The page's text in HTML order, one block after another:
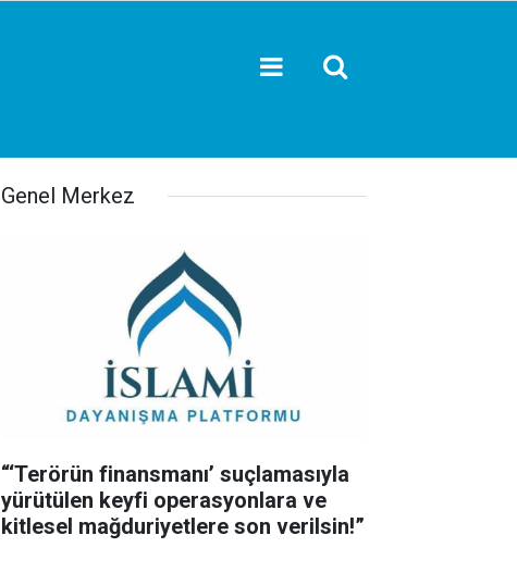
Genel Merkez
“‘Terörün finansmanı’ suçlamasıyla
yürütülen keyfi operasyonlara ve
kitlesel mağduriyetlere son verilsin!”